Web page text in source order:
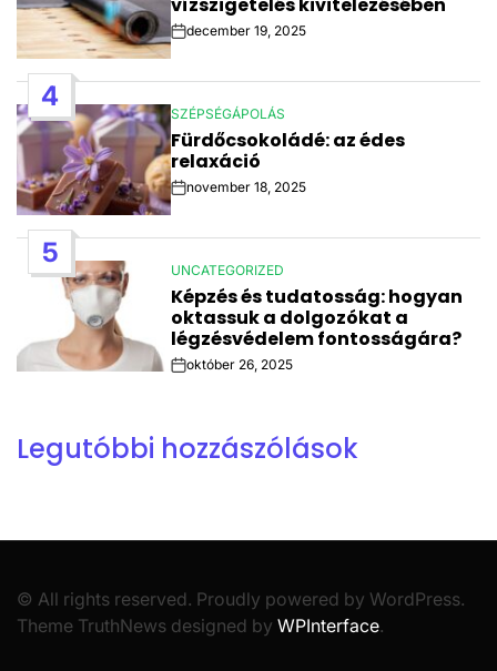
Post
Date
december 19, 2025
4
POSTED
IN
SZÉPSÉGÁPOLÁS
Fürdőcsokoládé: az édes
relaxáció
Post
Date
november 18, 2025
5
POSTED
IN
UNCATEGORIZED
Képzés és tudatosság: hogyan
oktassuk a dolgozókat a
légzésvédelem fontosságára?
Postoktóber 26, 2025
Legutóbbi hozzászólások
© All rights reserved. Proudly powered by WordPress.
Theme TruthNews designed by WPInterface.